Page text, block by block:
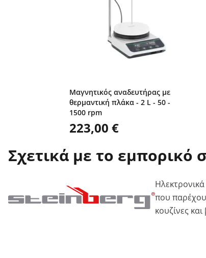
Μαγνητικός αναδευτήρας με
θερμαντική πλάκα - 2 L - 50 -
1500 rpm
223,00 €
Σχετικά με το εμπορικό
που
κουζίνες